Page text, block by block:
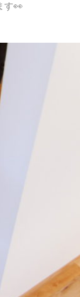
す👀